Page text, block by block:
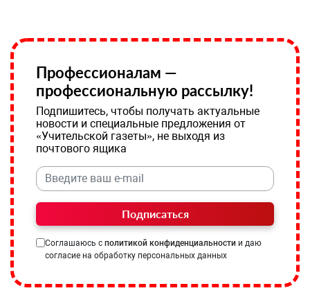
Профессионалам —
профессиональную рассылку!
Подпишитесь, чтобы получать актуальные
новости и специальные предложения от
«Учительской газеты», не выходя из
почтового ящика
Подписаться
Соглашаюсь с политикой конфиденциальности и даю
согласие на обработку персональных данных